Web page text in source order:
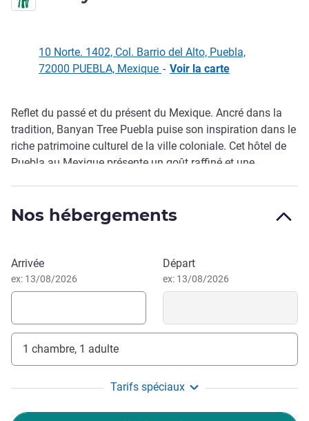
10 Norte. 1402, Col. Barrio del Alto, Puebla,
72000 PUEBLA, Mexique - Voir la carte
Description
Reflet du passé et du présent du Mexique. Ancré dans la
tradition, Banyan Tree Puebla puise son inspiration dans le
riche patrimoine culturel de la ville coloniale. Cet hôtel de
Puebla au Mexique présente un goût raffiné et une
Nos hébergements
Réserver cet hôtel
Arrivée
ex: 13/08/2026
Départ
ex: 13/08/2026
1 chambre, 1 adulte
Tarifs spéciaux